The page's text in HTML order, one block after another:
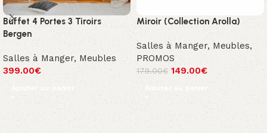
Buffet 4 Portes 3 Tiroirs
Bergen
Salles à Manger, Meubles
399.00€
Ajouter au panier
Miroir (Collection Arolla)
Salles à Manger, Meubles,
PROMOS
179.00€ 149.00€
Ajouter au panier